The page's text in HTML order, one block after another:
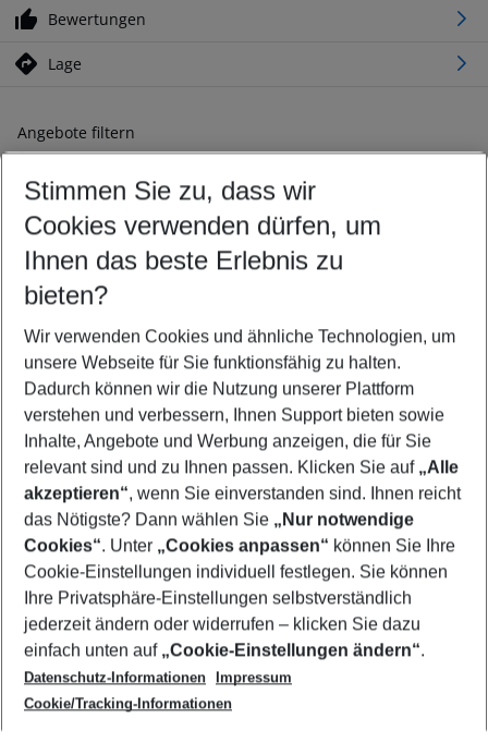
Bewertungen
Lage
Angebote filtern
Ändern Sie Ihre Kriterien nach Ihren Wünschen
Abflughafen wählen
Beliebiger Abflughafen
Reisezeitraum wählen
11.08.26– 09.08.27 5-8 Nächte
2 Erwachsene Keine Kinder
Mehr Filter anzeigen
Footer
Footer navigation
Über uns
AGB
Cookie-Einstellungen ändern
Cookie-Richtlinie
Datenschutz
Service & Hilfe
Barrierefreies Reisen
Check-in
Folgen Sie uns
Stimmen Sie zu, dass wir
Cookies verwenden dürfen, um
Ihnen das beste Erlebnis zu
bieten?
Wir verwenden Cookies und ähnliche Technologien, um
unsere Webseite für Sie funktionsfähig zu halten.
Dadurch können wir die Nutzung unserer Plattform
verstehen und verbessern, Ihnen Support bieten sowie
Inhalte, Angebote und Werbung anzeigen, die für Sie
relevant sind und zu Ihnen passen. Klicken Sie auf „Alle
akzeptieren“, wenn Sie einverstanden sind. Ihnen reicht
das Nötigste? Dann wählen Sie „Nur notwendige
Cookies“. Unter „Cookies anpassen“ können Sie Ihre
Cookie-Einstellungen individuell festlegen. Sie können
Ihre Privatsphäre-Einstellungen selbstverständlich
jederzeit ändern oder widerrufen – klicken Sie dazu
einfach unten auf „Cookie-Einstellungen ändern“.
Datenschutz-Informationen
Impressum
Cookie/Tracking-Informationen